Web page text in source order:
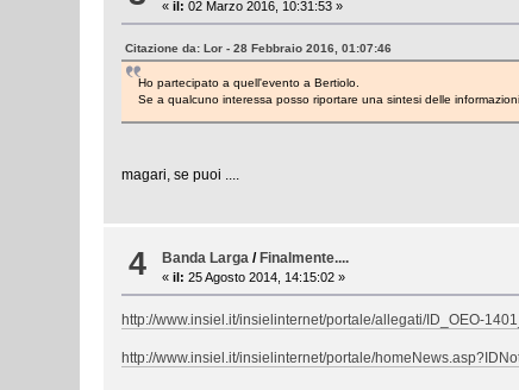
«il: 02 Marzo 2016, 10:31:53 »
Citazione da: Lor - 28 Febbraio 2016, 01:07:46
Ho partecipato a quell'evento a Bertiolo.
Se a qualcuno interessa posso riportare una sintesi delle
magari, se puoi ....
4 Banda Larga /Finalmente....
«il: 25 Agosto 2014, 14:15:02 »
http://www.insiel.it/insielinternet/portale/allegati/ID_OEO-
http://www.insiel.it/insielinternet/portale/